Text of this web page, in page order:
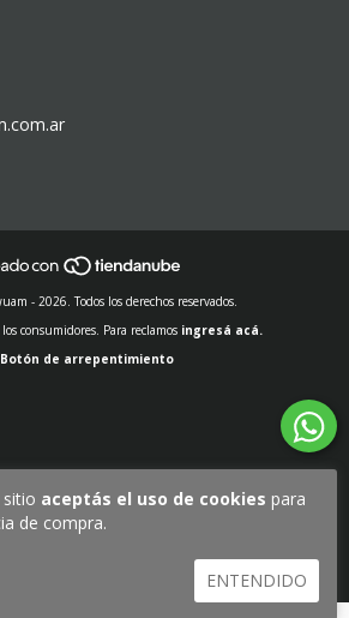
aceptás el uso de cookies para
de compra.
ENTENDIDO
- 2026. Todos los derechos reservados.
consumidores. Para reclamos ingresá acá.
Botón de arrepentimiento